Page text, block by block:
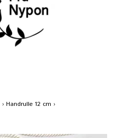
› Handrulle 12 cm ›